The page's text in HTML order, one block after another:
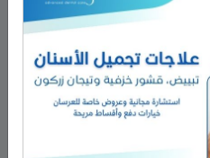
اعتبارية باستغلال
السلوك وأداء ذات